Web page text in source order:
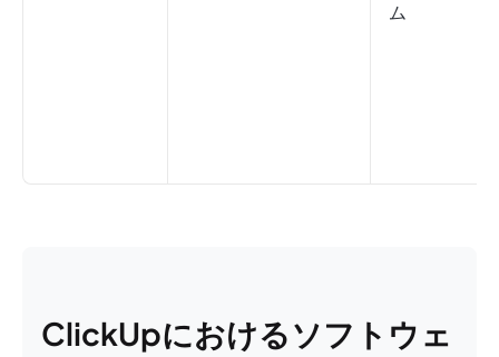
ム
ClickUpにおけるソフトウェ